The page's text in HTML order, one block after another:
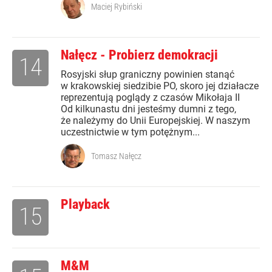
Maciej Rybiński
Nałęcz - Probierz demokracji
Rosyjski słup graniczny powinien stanąć
w krakowskiej siedzibie PO, skoro jej działacze
reprezentują poglądy z czasów Mikołaja II
Od kilkunastu dni jesteśmy dumni z tego,
że należymy do Unii Europejskiej. W naszym
uczestnictwie w tym potężnym...
14
Tomasz Nałęcz
Playback
15
M&M